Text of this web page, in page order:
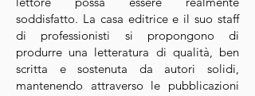
soddisfatto. La casa editrice e il suo staff
di professionisti si propongono di
produrre una letteratura di qualità, ben
scritta e sostenuta da autori solidi,
mantenendo attraverso le pubblicazioni